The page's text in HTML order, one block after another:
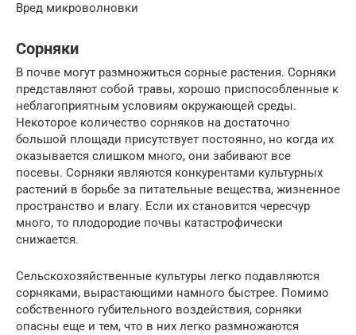
Вред микроволновки
Сорняки
В почве могут размножиться сорные растения. Сорняки
представляют собой травы, хорошо приспособленные к
неблагоприятным условиям окружающей среды.
Некоторое количество сорняков на достаточно
большой площади присутствует постоянно, но когда их
оказывается слишком много, они забивают все
посевы. Сорняки являются конкурентами культурных
растений в борьбе за питательные вещества, жизненное
пространство и влагу. Если их становится чересчур
много, то плодородие почвы катастрофически
снижается.
Сельскохозяйственные культуры легко подавляются
сорняками, вырастающими намного быстрее. Помимо
собственного губительного воздействия, сорняки
опасны еще и тем, что в них легко размножаются